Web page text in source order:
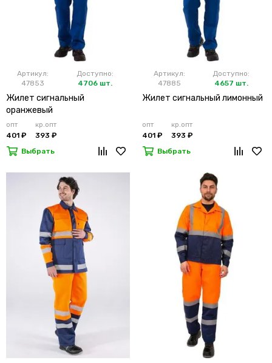
Артикул:
47853
Доступно:
4706 шт.
Жилет сигнальный
оранжевый
опт
401 ₽
кр.опт
393 ₽
Выбрать
Артикул:
47885
Доступно:
4657 шт.
Жилет сигнальный лимонный
опт
401 ₽
кр.опт
393 ₽
Выбрать